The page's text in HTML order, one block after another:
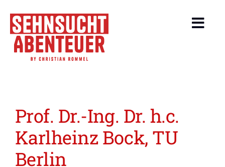
Inhalt
springen
Beiträge
Leistungen
Prof. Dr.-Ing. Dr. h.c.
Karlheinz Bock, TU
Berlin